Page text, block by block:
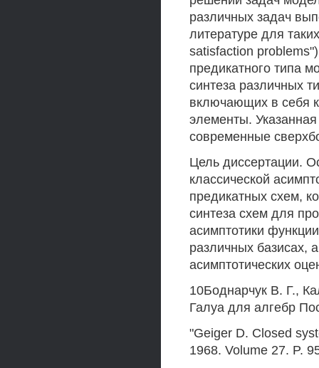
различных задач
литературе для
satisfaction
предикатного типа
синтеза различных
включающих в себя
элементы. Указанная
современные
Цель диссертации.
классической
предикатных схем,
синтеза схем для
асимптотики
различных базисах,
асимптотических
10Боднарчук В. Г.,
Галуа для алгебр
"Geiger D. Closed
1968. Volume 27. P.